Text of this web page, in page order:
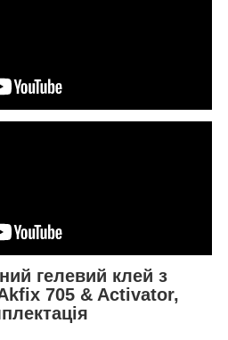
гелевий клей з
705 & Activator,